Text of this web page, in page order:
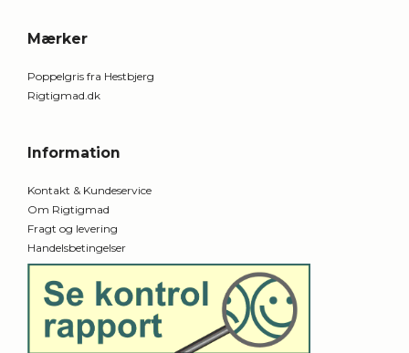
Mærker
Poppelgris fra Hestbjerg
Rigtigmad.dk
Information
Kontakt & Kundeservice
Om Rigtigmad
Fragt og levering
Handelsbetingelser